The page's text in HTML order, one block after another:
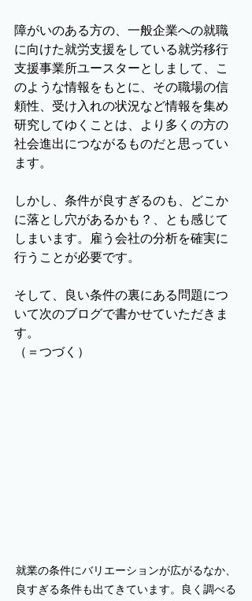
障がいのある方の、一般企業への就職
に向けた就労支援をしている就労移行
支援事業所ユースターとしまして、こ
のような情報をもとに、その職場の信
頼性、受け入れの状況など情報を集め
研究してゆくことは、より多くの方の
社会進出につながるものだと思ってい
ます。
しかし、条件が良すぎるのも、どこか
に落とし穴があるかも？、とも感じて
しまいます。雇う会社の分析を確実に
行うことが必要です。
そして、良い条件の裏にある問題につ
いて次のブログで書かせていただきま
す。
（＝つづく）
就業の条件にバリエーションが広がるなか、
良すぎる条件も出てきています。良く調べる